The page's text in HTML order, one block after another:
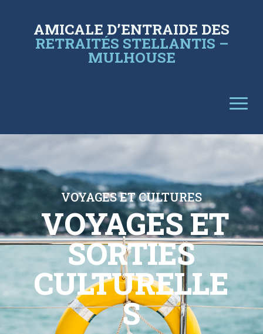
AMICALE D’ENTRAIDE DES
RETRAITÉS STELLANTIS –
MULHOUSE
VOYAGES ET CULTURES
VOYAGES ET
SORTIES
CULTURELLE
S